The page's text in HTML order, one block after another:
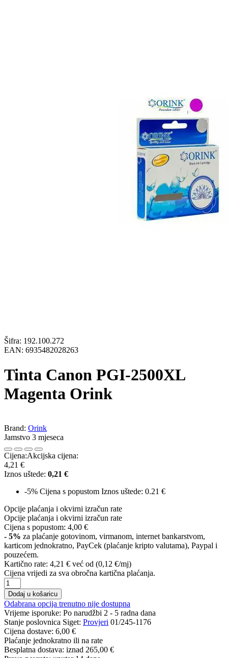
Šifra: 192.100.272
EAN: 6935482028263
Tinta Canon PGI-2500XL
Magenta Orink
Brand: Orink
Jamstvo 3 mjeseca
Cijena:Akcijska cijena:
4,21 €
Iznos uštede: 0,21 €
-5% Cijena s popustom Iznos uštede: 0.21 €
Opcije plaćanja i okvirni izračun rate
Opcije plaćanja i okvirni izračun rate
Cijena s popustom: 4,00 €
- 5% za plaćanje gotovinom, virmanom, internet bankarstvom,
karticom jednokratno, PayCek (plaćanje kripto valutama), Paypal i
pouzećem.
Kartično rate: 4,21 € već od (0,12 €/mj)
Cijena vrijedi za sva obročna kartična plaćanja.
Dodaj u košaricu
Odabrana opcija trenutno nije dostupna
Vrijeme isporuke: Po narudžbi 2 - 5 radna dana
Stanje poslovnica Siget: Provjeri 01/245-1176
Cijena dostave: 6,00 €
Plaćanje jednokratno ili na rate
Besplatna dostava: iznad 265,00 €